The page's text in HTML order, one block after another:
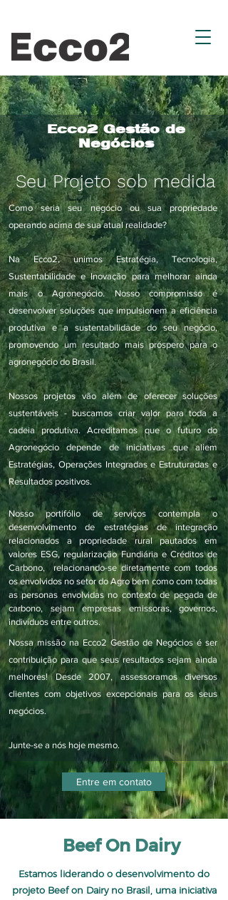
Ecco2 Gestão de
Negócios
Seu Projeto sob medida
Como seria seu negócio ou sua propriedade
operando acima de sua atual realidade?
Na Ecco2, unimos Estratégia, Tecnologia,
Sustentabilidade e Inovação para melhorar ainda
mais o Agronegócio. Nosso compromisso é
desenvolver soluções que impulsionem a eficiência
produtiva e a sustentabilidade do seu negócio,
promovendo um resultado mais próspero para o
agronegócio do Brasil.
Nossos projetos vão além de oferecer soluções
sustentáveis - buscamos criar valor para toda a
cadeia produtiva. Acreditamos que o futuro do
Agronegócio depende de iniciativas que aliem
Estratégias, Operações Integradas e Estruturadas e
Resultados positivos.
Nosso portifólio de serviços contempla o
desenvolvimento de estratégias de integração
relacionados a propriedade rural pautados em
valores ESG, regularização Fundiária e Créditos de
Carbono, relacionando-se diretamente com todos
os envolvidos no setor do Agro bem como com todas
as personas envolvidas no contexto de pegada de
carbono, sejam empresas emissoras, governos,
indivíduos entre outros.
Nossa missão na Ecco2 Gestão de Negócios é ser
contribuição para que seus resultados sejam ainda
melhores! Desde 2007, assessoramos diversos
clientes com objetivos excepcionais para os seus
negócios.
Junte-se a nós hoje mesmo.
Entre em contato
Beef On Dairy
Estamos liderando o desenvolvimento do
projeto Beef on Dairy no Brasil, uma iniciativa